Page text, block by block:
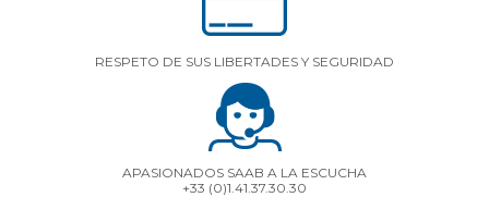
RESPETO DE SUS LIBERTADES Y SEGURIDAD
APASIONADOS SAAB A LA ESCUCHA
+33 (0)1.41.37.30.30